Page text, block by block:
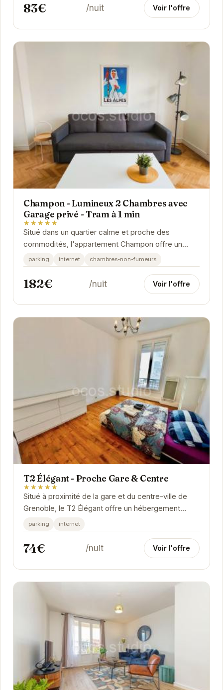
83€ /nuit Voir l'offre
Champon - Lumineux 2 Chambres avec
Garage privé - Tram à 1 min
★★★★★
Situé dans un quartier calme et proche des
commodités, l'appartement Champon offre un
espace de vie confortable et moderne. Avec ses
deux chambres,...
parking internet chambres-non-fumeurs
182€ /nuit Voir l'offre
T2 Élégant - Proche Gare & Centre
★★★★★
Situé à proximité de la gare et du centre-ville de
Grenoble, le T2 Élégant offre un hébergement
confortable et fonctionnel.
parking internet
74€ /nuit Voir l'offre